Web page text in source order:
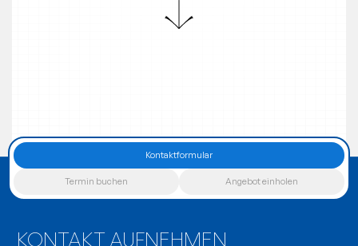
Kontaktformular
Termin buchen Angebot einholen
KONTAKT AUFNEHMEN
KONTAKT
AUFNEHMEN
EST. 2020 MO - FR 9:00 - 18:00